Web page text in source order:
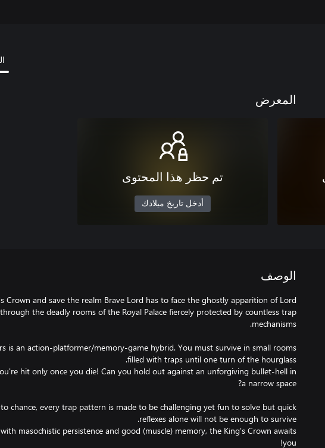
المعرض
تم حظر هذا المحتوى
أدخل تاريخ ميلادك
الوصف
Crown and save the realm Brave Lord has to face the ghostly apparition of Lord
the deadly rooms of the Royal Palace fiercely protected by countless trap
is an action-platformer/memory-game hybrid. You must survive in small rooms
hit only once you die! Can you hold out against an unforgiving bullet-hell in
chance, every trap pattern is made to be challenging yet fun to solve but quick
masochistic persistence and good (muscle) memory, the King's Crown awaits
you!